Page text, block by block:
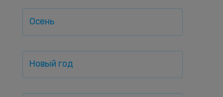
Осень
Новый год